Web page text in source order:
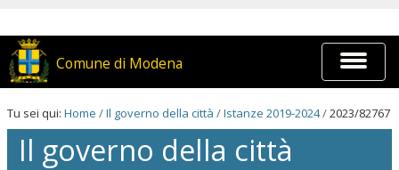
contenuti.
Salta
alla
Comune di Modena
Espandi
barra
di
Tu sei qui: Home /Il governo della città /Istanze 2019-2024/2023/82767
Il governo della città